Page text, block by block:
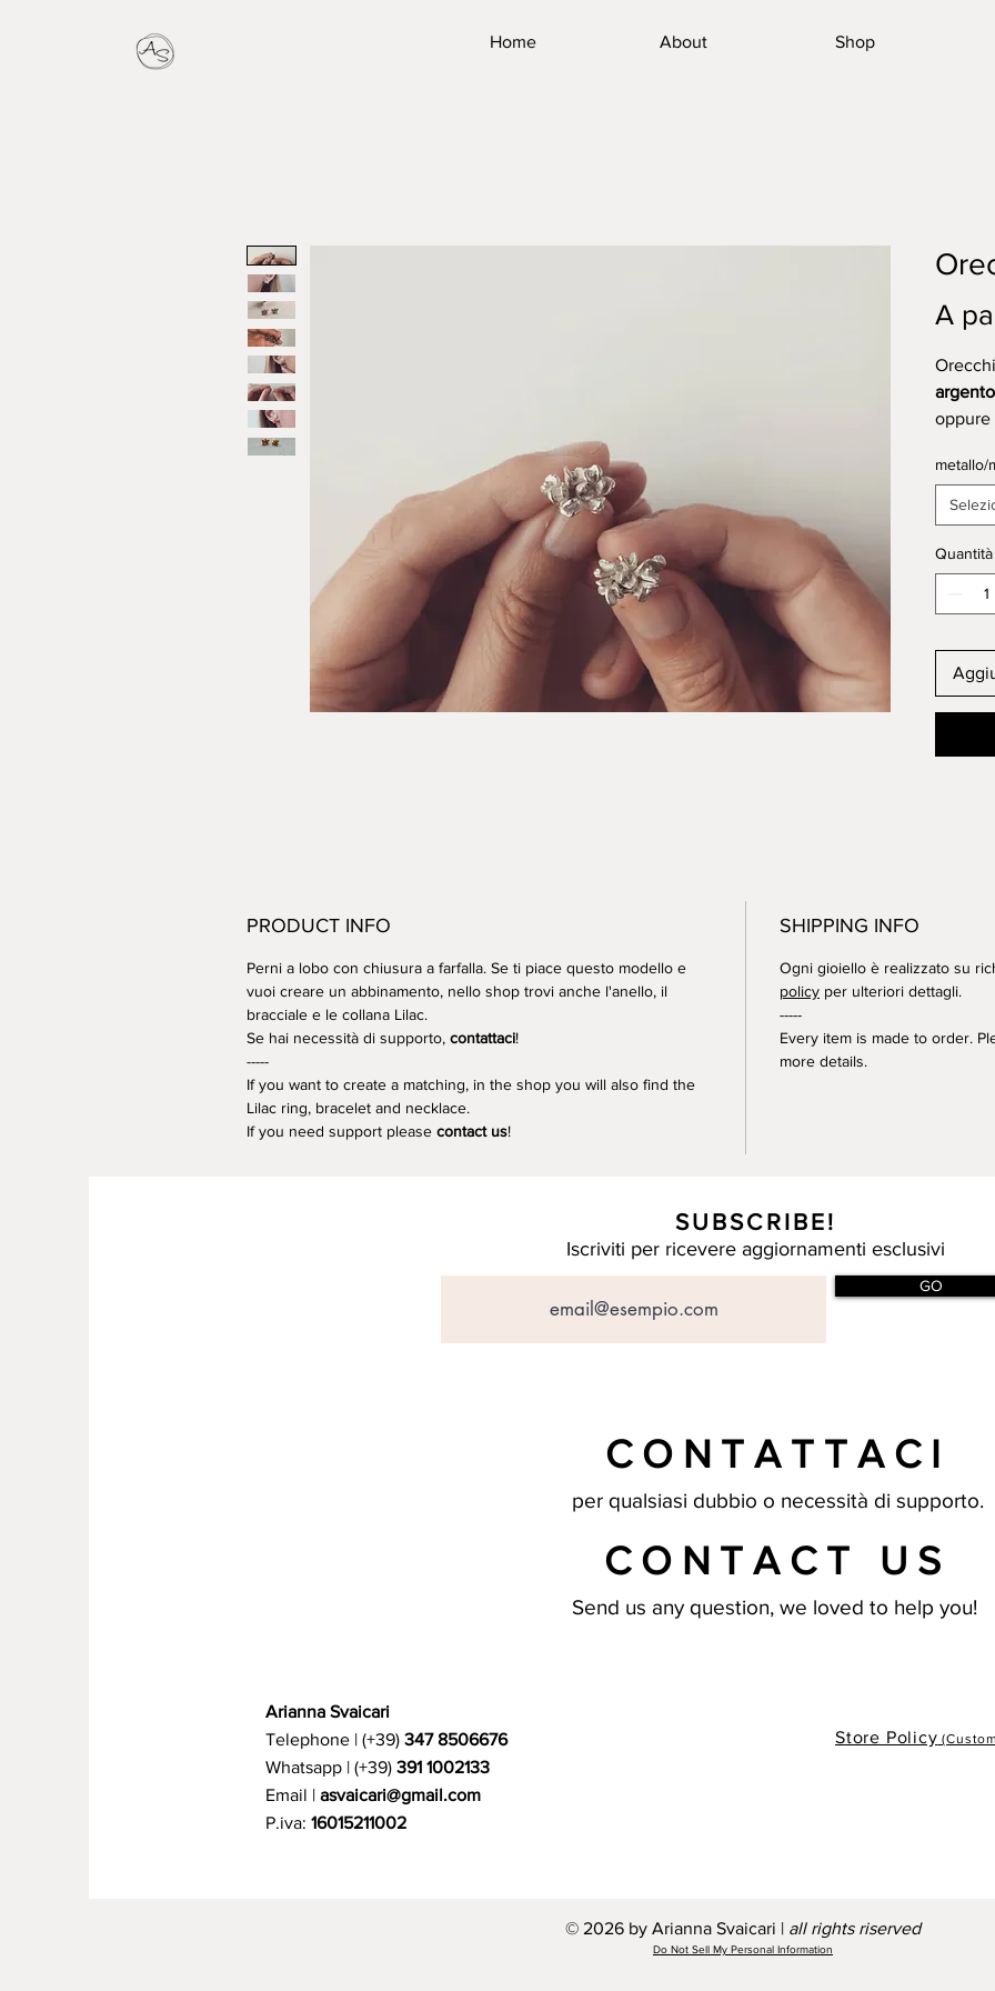
Home About Shop
A
oppure
with or
made
metallo/
Quantità
PRODUCT INFO
Perni a lobo con chiusura a farfalla. Se ti piace questo modello e
vuoi creare un abbinamento, nello shop trovi anche l'anello, il
bracciale e le collana Lilac.
Se hai necessità di supporto, contattaci!
-----
If you want to create a matching, in the shop you will also find the
Lilac ring, bracelet and necklace.
If you need support please contact us!
SHIPPING INFO
Ogni gioiello è realizzato su
policy per ulteriori dettagli.
-----
Every item is made to order.
more details.
CONTATTACI
per qualsiasi dubbio o necessità di supporto.
CONTACT US
Send us any question, we loved to help you!
Arianna Svaicari
Telephone | (+39) 347 8506676
Whatsapp | (+39) 391 1002133
Email | asvaicari@gmail.com
P.iva: 16015211002
Store Policy
SUBSCRIBE!
Iscriviti per ricevere aggiornamenti esclusivi
GO
© 2026 by Arianna Svaicari | all rights riserved
Do Not Sell My Personal Information